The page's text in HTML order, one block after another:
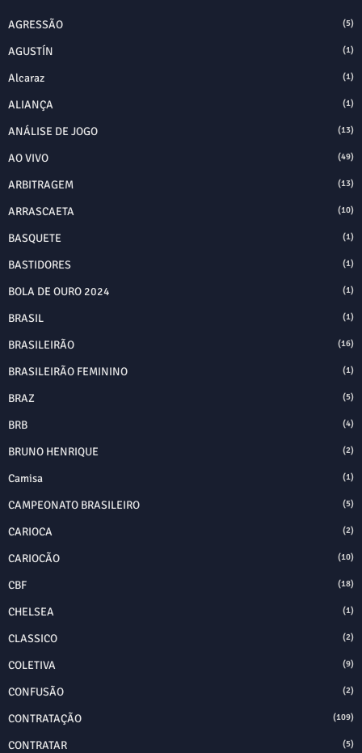
AGRESSÃO (5)
AGUSTÍN (1)
Alcaraz (1)
ALIANÇA (1)
ANÁLISE DE JOGO (13)
AO VIVO (49)
ARBITRAGEM (13)
ARRASCAETA (10)
BASQUETE (1)
BASTIDORES (1)
BOLA DE OURO 2024 (1)
BRASIL (1)
BRASILEIRÃO (16)
BRASILEIRÃO FEMININO (1)
BRAZ (5)
BRB (4)
BRUNO HENRIQUE (2)
Camisa (1)
CAMPEONATO BRASILEIRO (5)
CARIOCA (2)
CARIOCÃO (10)
CBF (18)
CHELSEA (1)
CLASSICO (2)
COLETIVA (9)
CONFUSÃO (2)
CONTRATAÇÃO (109)
CONTRATAR (5)